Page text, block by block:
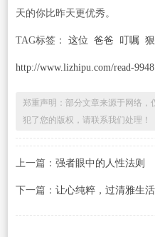
天的你比昨天更优秀。
TAG标签： 这位 爸爸 叮嘱
http://www.lizhipu.com/read-
郑重声明：部分文章来源于网络
犯了您的版权，请联系我们处理！
上一篇： 强者眼中的人性法则
下一篇： 让心纯粹，过清雅生活